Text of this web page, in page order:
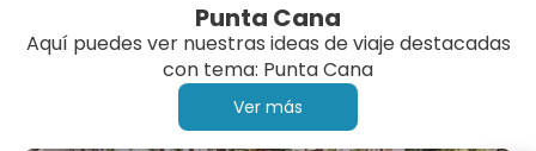
Punta Cana
Aquí puedes ver nuestras ideas de viaje destacadas
con tema: Punta Cana
Ver más